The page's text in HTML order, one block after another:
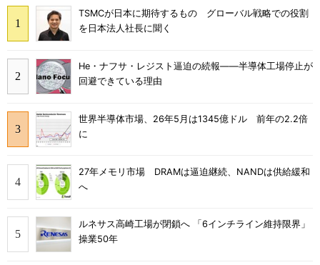
TSMCが日本に期待するもの グローバル戦略での役割
を日本法人社長に聞く
He・ナフサ・レジスト逼迫の続報――半導体工場停止が
回避できている理由
世界半導体市場、26年5月は1345億ドル 前年の2.2倍
に
27年メモリ市場 DRAMは逼迫継続、NANDは供給緩和
へ
ルネサス高崎工場が閉鎖へ 「6インチライン維持限界」
操業50年